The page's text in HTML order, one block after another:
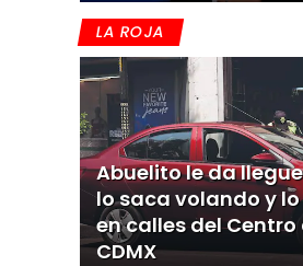
LA ROJA
Abuelito le da
lo saca volando y
en calles del Centro
CDMX